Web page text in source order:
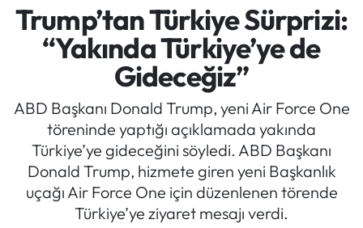
Trump’tan Türkiye Sürprizi:
“Yakında Türkiye’ye de
Gideceğiz”
ABD Başkanı Donald Trump, yeni Air Force One
töreninde yaptığı açıklamada yakında
Türkiye’ye gideceğini söyledi. ABD Başkanı
Donald Trump, hizmete giren yeni Başkanlık
uçağı Air Force One için düzenlenen törende
Türkiye’ye ziyaret mesajı verdi.
Kültür/Sanat
Politik Kulis
Dünya
Magazin
Trabzon Trafik Yoğunluk Haritası
Süper Lig Puan Durumu ve Fikstür
Tüm Manşetler
Son Dakika Haberleri
Haber Arşivi